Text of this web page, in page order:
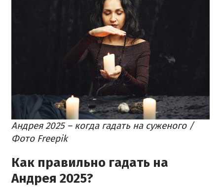
Андрея 2025 – когда гадать на суженого /
Фото Freepik
Как правильно гадать на
Андрея 2025?